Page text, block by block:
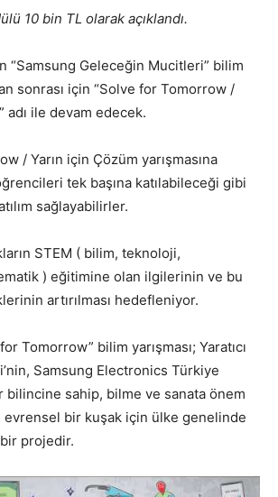
10 bin TL olarak açıklandı.
“Samsung Geleceğin Mucitleri” bilim
sonrası için “Solve for Tomorrow /
adı ile devam edecek.
/ Yarın için Çözüm yarışmasına
tek başına katılabileceği gibi
sağlayabilirler.
STEM ( bilim, teknoloji,
) eğitimine olan ilgilerinin ve bu
artırılması hedefleniyor.
Tomorrow” bilim yarışması; Yaratıcı
Samsung Electronics Türkiye
sahip, bilme ve sanata önem
evrensel bir kuşak için ülke genelinde
projedir.